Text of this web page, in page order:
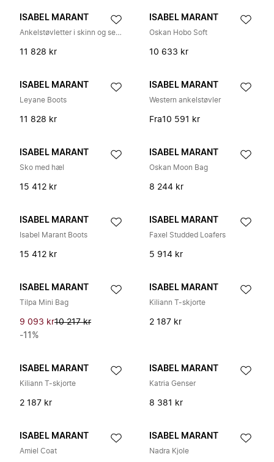
ISABEL MARANT
Ankelstøvletter i skinn og semsket skinn med fold-over
11 828 kr
ISABEL MARANT
Oskan Hobo Soft
10 633 kr
ISABEL MARANT
Leyane Boots
11 828 kr
ISABEL MARANT
Western ankelstøvler
Fra10 591 kr
ISABEL MARANT
Sko med hæl
15 412 kr
ISABEL MARANT
Oskan Moon Bag
8 244 kr
ISABEL MARANT
Isabel Marant Boots
15 412 kr
ISABEL MARANT
Faxel Studded Loafers
5 914 kr
ISABEL MARANT
Tilpa Mini Bag
9 093 kr10 217 kr
-11%
ISABEL MARANT
Kiliann T-skjorte
2 187 kr
ISABEL MARANT
Kiliann T-skjorte
2 187 kr
ISABEL MARANT
Katria Genser
8 381 kr
ISABEL MARANT
Amiel Coat
ISABEL MARANT
Nadra Kjole